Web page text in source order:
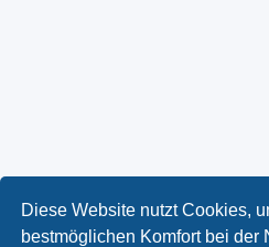
Diese Website nutzt Cookies,
bestmöglichen Komfort bei der